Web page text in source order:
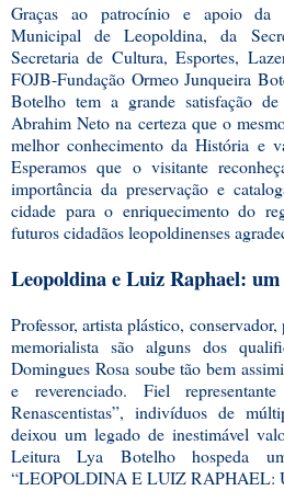
Graças ao patrocínio e apoio da
Municipal de Leopoldina, da
Secretaria de Cultura, Esportes,
FOJB-Fundação Ormeo Junqueira
Botelho tem a grande satisfação
Abrahim Neto na certeza que o
melhor conhecimento da História e
Esperamos que o visitante
importância da preservação e
cidade para o enriquecimento do
futuros cidadãos leopoldinenses
Leopoldina e Luiz Raphael: um
Professor, artista plástico,
memorialista são alguns dos
Domingues Rosa soube tão bem
e reverenciado. Fiel
Renascentistas”, indivíduos de
deixou um legado de inestimável
Leitura Lya Botelho hospeda
“LEOPOLDINA E LUIZ RAPHAEL: